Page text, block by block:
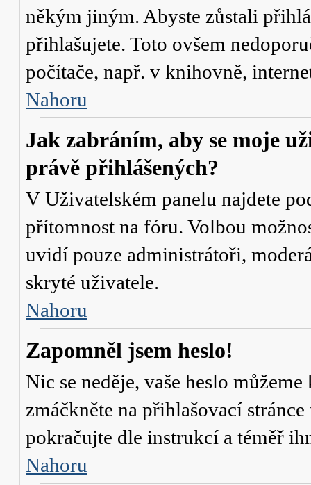
někým jiným. Abyste zůstali
přihlašujete. Toto ovšem
počítače, např. v knihovně,
Nahoru
Jak zabráním, aby se moje
právě přihlášených?
V Uživatelském panelu najdete
přítomnost na fóru. Volbou
uvidí pouze administrátoři,
skryté uživatele.
Nahoru
Zapomněl jsem heslo!
Nic se neděje, vaše heslo
zmáčkněte na přihlašovací
pokračujte dle instrukcí a téměř
Nahoru